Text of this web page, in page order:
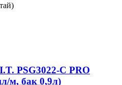
PSG3022-C PRO
м, бак 0,9л)